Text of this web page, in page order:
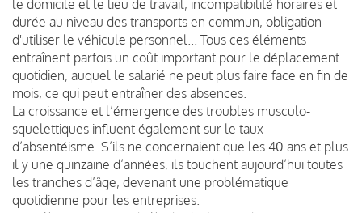
le domicile et le lieu de travail, incompatibilité horaires et
durée au niveau des transports en commun, obligation
d'utiliser le véhicule personnel... Tous ces éléments
entraînent parfois un coût important pour le déplacement
quotidien, auquel le salarié ne peut plus faire face en fin de
mois, ce qui peut entraîner des absences.
La croissance et l’émergence des troubles musculo-
squelettiques influent également sur le taux
d’absentéisme. S’ils ne concernaient que les 40 ans et plus
il y une quinzaine d’années, ils touchent aujourd’hui toutes
les tranches d’âge, devenant une problématique
quotidienne pour les entreprises.